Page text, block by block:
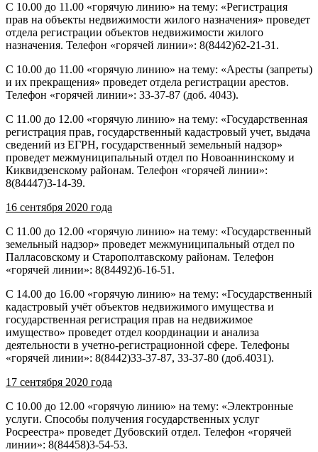
С 10.00 до 11.00 «горячую линию» на тему: «Регистрация
прав на объекты недвижимости жилого назначения» проведет
отдела регистрации объектов недвижимости жилого
назначения. Телефон «горячей линии»: 8(8442)62-21-31.
С 10.00 до 11.00 «горячую линию» на тему: «Аресты (запреты)
и их прекращения» проведет отдела регистрации арестов.
Телефон «горячей линии»: 33-37-87 (доб. 4043).
С 11.00 до 12.00 «горячую линию» на тему: «Государственная
регистрация прав, государственный кадастровый учет, выдача
сведений из ЕГРН, государственный земельный надзор»
проведет межмуниципальный отдел по Новоаннинскому и
Киквидзенскому районам. Телефон «горячей линии»:
8(84447)3-14-39.
16 сентября 2020 года
С 11.00 до 12.00 «горячую линию» на тему: «Государственный
земельный надзор» проведет межмуниципальный отдел по
Палласовскому и Старополтавскому районам. Телефон
«горячей линии»: 8(84492)6-16-51.
С 14.00 до 16.00 «горячую линию» на тему: «Государственный
кадастровый учёт объектов недвижимого имущества и
государственная регистрация прав на недвижимое
имущество» проведет отдел координации и анализа
деятельности в учетно-регистрационной сфере. Телефоны
«горячей линии»: 8(8442)33-37-87, 33-37-80 (доб.4031).
17 сентября 2020 года
С 10.00 до 12.00 «горячую линию» на тему: «Электронные
услуги. Способы получения государственных услуг
Росреестра» проведет Дубовский отдел. Телефон «горячей
линии»: 8(84458)3-54-53.